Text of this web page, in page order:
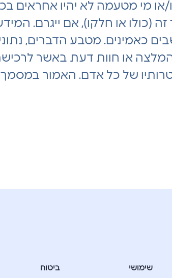
ו/או מי מטעמה לא יהיו אחראים
(כולו או חלקו), אם ייגרם.
כאמינים. מטבע הדברים,
או חוות דעת באשר
של כל אדם. האמור
שימושי ביטוח